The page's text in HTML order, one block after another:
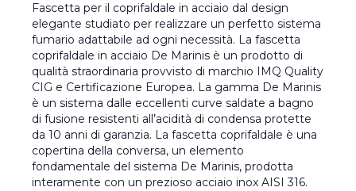
Fascetta per il coprifaldale in acciaio dal design
elegante studiato per realizzare un perfetto sistema
fumario adattabile ad ogni necessità. La fascetta
coprifaldale in acciaio De Marinis è un prodotto di
qualità straordinaria provvisto di marchio IMQ Quality
CIG e Certificazione Europea. La gamma De Marinis
è un sistema dalle eccellenti curve saldate a bagno
di fusione resistenti all’acidità di condensa protette
da 10 anni di garanzia. La fascetta coprifaldale è una
copertina della conversa, un elemento
fondamentale del sistema De Marinis, prodotta
interamente con un prezioso acciaio inox AISI 316.